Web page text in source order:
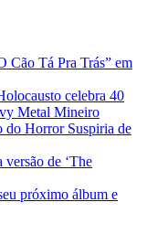
Cão Tá Pra Trás” em
celebra 40
Metal Mineiro
do Horror Suspiria de
de ‘The
próximo álbum e